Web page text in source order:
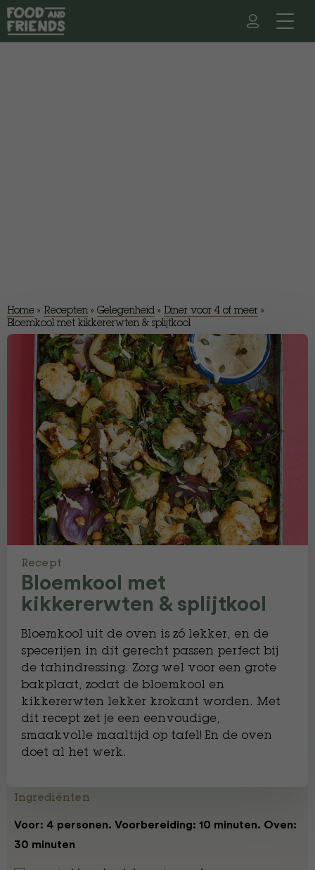
Home » Recepten » Gelegenheid » Diner voor 4 of meer »
Bloemkool met kikkererwten & splijtkool
Recept
Bloemkool met
kikkererwten & splijtkool
Bloemkool uit de oven is zó lekker, en de
specerijen in dit gerecht passen perfect bij
de tahindressing. Zorg wel voor een grote
bakplaat, zodat de bloemkool en
kikkererwten lekker krokant worden. Met
dit recept zet je een eenvoudige,
smaakvolle maaltijd op tafel! En de oven
doet al het werk.
Ingrediënten
Voor: 4 personen. Voorbereiding: 10 minuten. Oven:
30 minuten